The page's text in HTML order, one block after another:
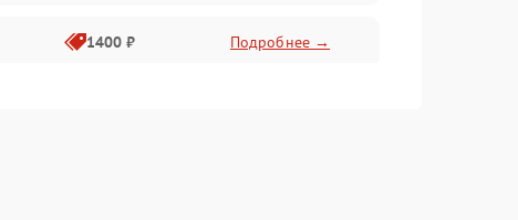
1400 ₽ Подробнее →